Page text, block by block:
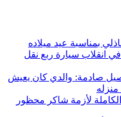
22 شخصًا في انقلاب سيارة ربع نقل
صادمة: والدي كان يعيش
منزله
لأزمة شاكر محظور